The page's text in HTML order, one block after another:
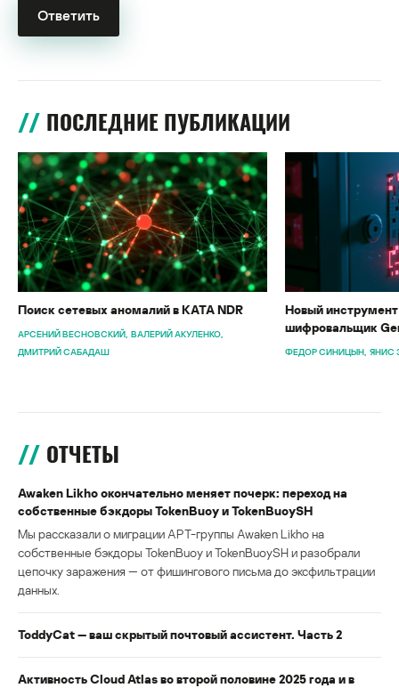
ПОСЛЕДНИЕ ПУБЛИКАЦИИ
Поиск сетевых аномалий в KATA NDR
АРСЕНИЙ ВЕСНОВСКИЙ ВАЛЕРИЙ АКУЛЕНКО
ДМИТРИЙ САБАДАШ
Новый
шифровальщик
ФЕДОР СИНИЦЫН ЯНИС
ОТЧЕТЫ
Awaken Likho окончательно меняет почерк: переход на
собственные бэкдоры TokenBuoy и TokenBuoySH
Мы рассказали о миграции APT-группы Awaken Likho на
собственные бэкдоры TokenBuoy и TokenBuoySH и разобрали
цепочку заражения — от фишингового письма до эксфильтрации
данных.
ToddyCat — ваш скрытый почтовый ассистент. Часть 2
Активность Cloud Atlas во второй половине 2025 года и в